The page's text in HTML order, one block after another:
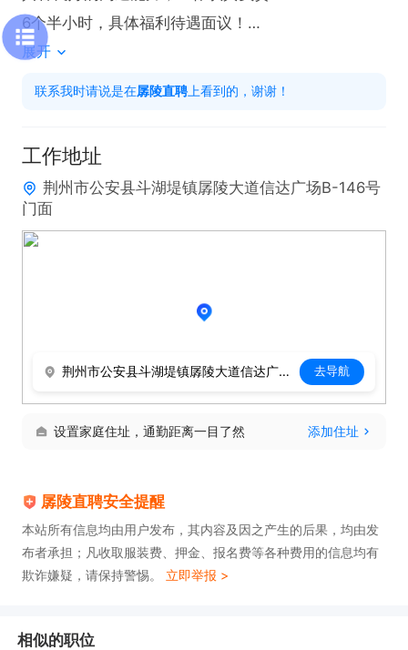
6个半小时，具体福利待遇面议！
欢迎电话咨询，咨询时请说是【孱陵直聘】看的！
展开
联系我时请说是在孱陵直聘 上看到的，谢谢！
工作地址
荆州市公安县斗湖堤镇孱陵大道信达广场B-146号
门面
荆州市公安县斗湖堤镇孱陵大道信达广场B-146号门面 去导航
设置家庭住址，通勤距离一目了然 添加住址
孱陵直聘安全提醒
本站所有信息均由用户发布，其内容及因之产生的后果，均由发
布者承担；凡收取服装费、押金、报名费等各种费用的信息均有
欺诈嫌疑，请保持警惕。 立即举报 >
相似的职位